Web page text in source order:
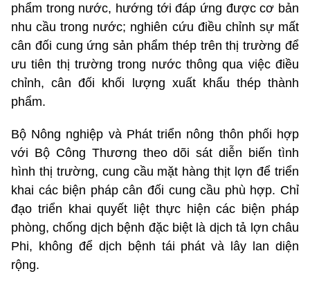
phẩm trong nước, hướng tới đáp ứng được cơ bản
nhu cầu trong nước; nghiên cứu điều chỉnh sự mất
cân đối cung ứng sản phẩm thép trên thị trường để
ưu tiên thị trường trong nước thông qua việc điều
chỉnh, cân đối khối lượng xuất khẩu thép thành
phẩm.
Bộ Nông nghiệp và Phát triển nông thôn phối hợp
với Bộ Công Thương theo dõi sát diễn biến tình
hình thị trường, cung cầu mặt hàng thịt lợn để triển
khai các biện pháp cân đối cung cầu phù hợp. Chỉ
đạo triển khai quyết liệt thực hiện các biện pháp
phòng, chống dịch bệnh đặc biệt là dịch tả lợn châu
Phi, không để dịch bệnh tái phát và lây lan diện
rộng.